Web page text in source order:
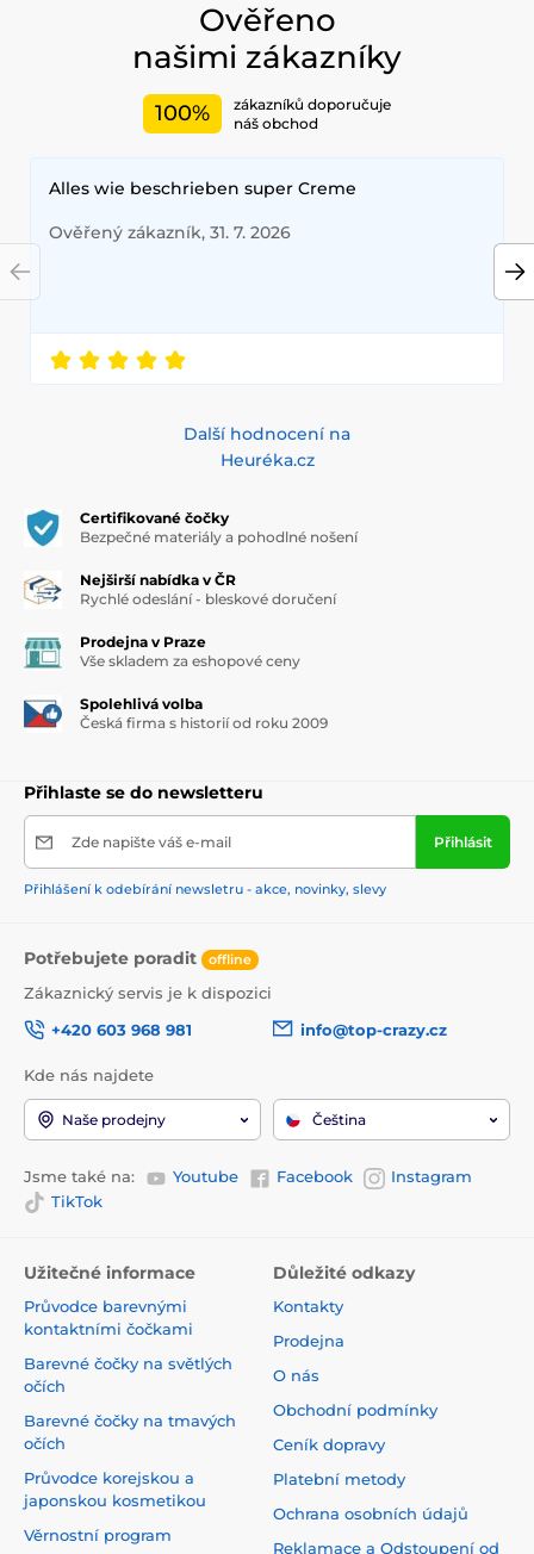
Ověřeno
našimi zákazníky
100%
zákazníků doporučuje
náš obchod
Alles wie beschrieben super Creme
Ověřený zákazník, 31. 7. 2026
Další hodnocení na
Heuréka.cz
Certifikované čočky
Bezpečné materiály a pohodlné nošení
Nejširší nabídka v ČR
Rychlé odeslání - bleskové doručení
Prodejna v Praze
Vše skladem za eshopové ceny
Spolehlivá volba
Česká firma s historií od roku 2009
Přihlaste se do newsletteru
Zde napište váš e-mail Přihlásit
Přihlášení k odebírání newsletru - akce, novinky, slevy
Potřebujete poradit offline
Zákaznický servis je k dispozici
+420 603 968 981
info@top-crazy.cz
Kde nás najdete
Naše prodejny Čeština
Jsme také na: Youtube Facebook
Instagram
TikTok
Užitečné informace
Průvodce barevnými
kontaktními čočkami
Barevné čočky na světlých
očích
Barevné čočky na tmavých
očích
Průvodce korejskou a
japonskou kosmetikou
Věrnostní program
Důležité odkazy
Kontakty
Prodejna
O nás
Obchodní podmínky
Ceník dopravy
Platební metody
Ochrana osobních údajů
Reklamace a Odstoupení od